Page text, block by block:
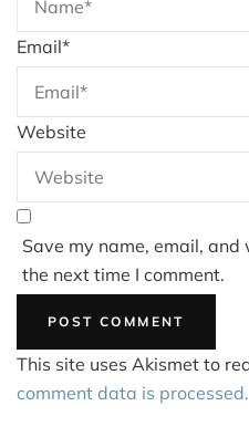
Email*
Website
Save my name, email,
the next time I comment.
This site uses Akismet to
comment data is processed.